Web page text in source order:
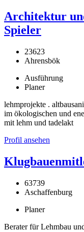
Architektur
Spieler
23623
Ahrensbök
Ausführung
Planer
lehmprojekte .
im ökologischen und
mit lehm und tadelakt
Profil ansehen
63739
Aschaffenburg
Planer
Berater für Lehmbau